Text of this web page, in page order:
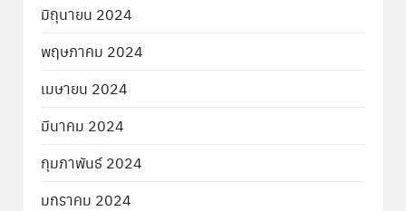
มิถุนายน 2024
พฤษภาคม 2024
เมษายน 2024
มีนาคม 2024
กุมภาพันธ์ 2024
มกราคม 2024